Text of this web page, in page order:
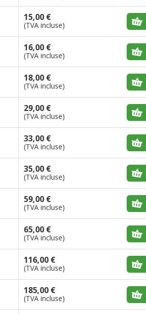
15,00 €
(TVA incluse)
16,00 €
(TVA incluse)
18,00 €
(TVA incluse)
29,00 €
(TVA incluse)
33,00 €
(TVA incluse)
35,00 €
(TVA incluse)
59,00 €
(TVA incluse)
65,00 €
(TVA incluse)
116,00 €
(TVA incluse)
185,00 €
(TVA incluse)